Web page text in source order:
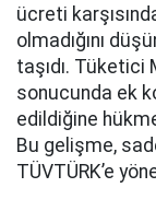
ücreti
olmadığını
taşıdı. Tüketici
sonucunda ek
edildiğine
Bu gelişme,
TÜVTÜRK’e